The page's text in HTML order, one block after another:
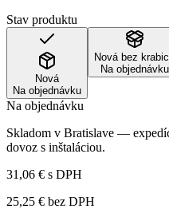
Stav produktu
Nová
Na objednávku
Nová bez
Na objednávku
Na objednávku
Skladom v Bratislave —
dovoz s inštaláciou.
31,06 € s DPH
25,25 € bez DPH